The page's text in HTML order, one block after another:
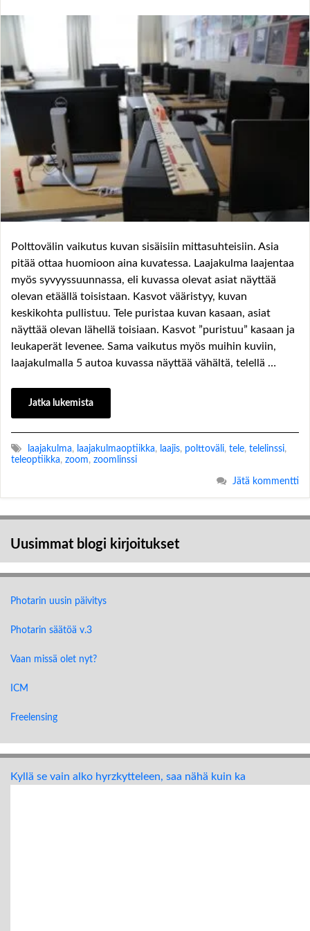
Polttovälin vaikutus kuvan sisäisiin mittasuhteisiin. Asia
pitää ottaa huomioon aina kuvatessa. Laajakulma laajentaa
myös syvyyssuunnassa, eli kuvassa olevat asiat näyttää
olevan etäällä toisistaan. Kasvot vääristyy, kuvan
keskikohta pullistuu. Tele puristaa kuvan kasaan, asiat
näyttää olevan lähellä toisiaan. Kasvot ”puristuu” kasaan ja
leukaperät levenee. Sama vaikutus myös muihin kuviin,
laajakulmalla 5 autoa kuvassa näyttää vähältä, telellä …
Jatka lukemista
laajakulma, laajakulmaoptiikka, laajis, polttoväli, tele, telelinssi,
teleoptiikka, zoom, zoomlinssi
Jätä kommentti
Uusimmat blogi kirjoitukset
Photarin uusin päivitys
Photarin säätöä v.3
Vaan missä olet nyt?
ICM
Freelensing
Kyllä se vain alko hyrzkytteleen, saa nähä kuin ka